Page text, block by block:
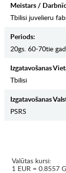
Meistars /
Tbilisi juvelieru
Periods:
20gs. 60-70tie
Izgatavošanas
Tbilisi
Izgatavošanas
PSRS
Valūtas kursi:
1 EUR = 0.8557